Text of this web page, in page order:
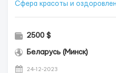
Сфера красоты и
2500 $
Беларусь (Минск)
24-12-2023